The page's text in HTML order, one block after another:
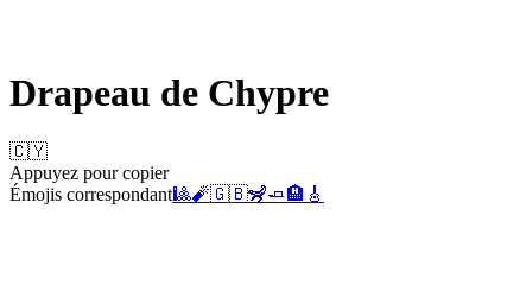
Drapeau de Chypre
🇨🇾
Appuyez pour copier
Émojis correspondant🎱🧨🇬🇧🦨🧈🏨 🎸